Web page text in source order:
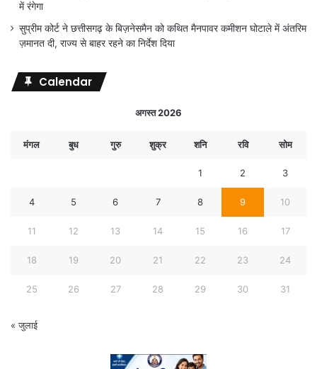
में रंगेगा
सुप्रीम कोर्ट ने छत्तीसगढ़ के बिज़नेसमैन को कथित मैनपावर कमीशन घोटाले में अंतरिम
ज़मानत दी, राज्य से बाहर रहने का निर्देश दिया
Calendar
अगस्त 2026
मंगल बुध गुरु शुक्र शनि रवि सोम
1 2 3
4 5 6 7 8 9 10
11 12 13 14 15 16 17
18 19 20 21 22 23 24
25 26 27 28 29 30 31
« जुलाई